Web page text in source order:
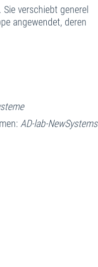
verschiebt generel
angewendet, deren
AD-lab-NewSystems